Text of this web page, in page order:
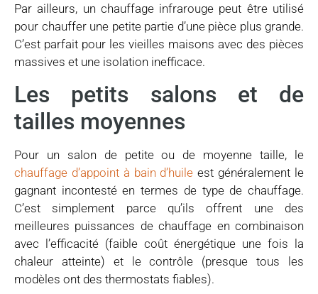
Par ailleurs, un chauffage infrarouge peut être utilisé
pour chauffer une petite partie d’une pièce plus grande.
C’est parfait pour les vieilles maisons avec des pièces
massives et une isolation inefficace.
Les petits salons et de
tailles moyennes
Pour un salon de petite ou de moyenne taille, le
chauffage d’appoint à bain d’huile est généralement le
gagnant incontesté en termes de type de chauffage.
C’est simplement parce qu’ils offrent une des
meilleures puissances de chauffage en combinaison
avec l’efficacité (faible coût énergétique une fois la
chaleur atteinte) et le contrôle (presque tous les
modèles ont des thermostats fiables).